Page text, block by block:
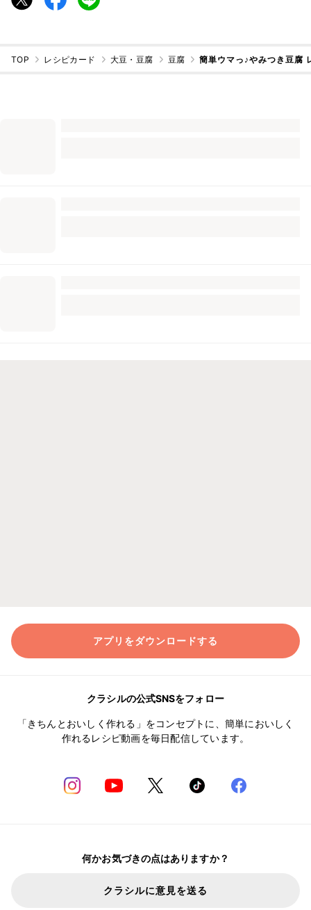
TOP レシピカード 大豆・豆腐 豆腐 簡単ウマっ♪やみつき豆腐
アプリをダウンロードする
クラシルの公式SNSをフォロー
「きちんとおいしく作れる」をコンセプトに、簡単においしく
作れるレシピ動画を毎日配信しています。
何かお気づきの点はありますか？
クラシルに意見を送る